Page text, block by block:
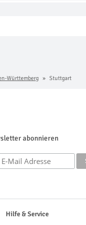
Württemberg Stuttgart
abonnieren
Hilfe & Service